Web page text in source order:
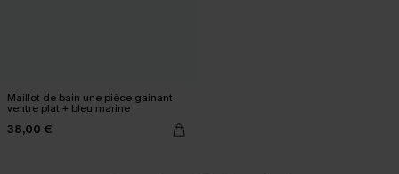
Maillot de bain une pièce gainant
ventre plat + bleu marine
38,00 €